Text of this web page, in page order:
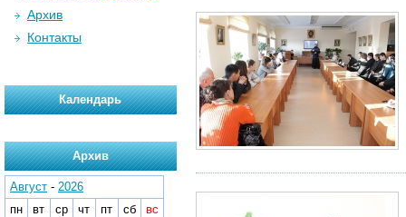
Архив
Контакты
Календарь
Архив
Август - 2026
пн
вт ср чт пт сб
вс